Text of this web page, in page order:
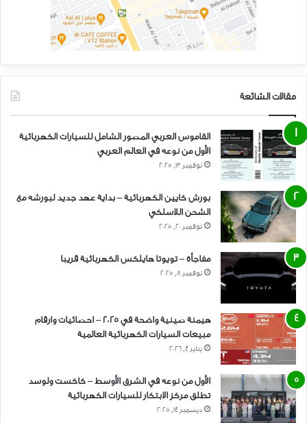
مقالات الشائعة
القاموس العربي المصور الشامل للسيارات الكهربائية
الأول من نوعه في العالم العربي
نوفمبر 13, 2025
بورش كايين الكهربائية – بداية عهد جديد لبورشه مع
الشحن اللاسلكي
نوفمبر 20, 2025
مفاجأة – تويوتا هايلكس الكهربائية قريبا
نوفمبر 8, 2025
هيمنة صينية واضحة في 2025 – احصائيات وارقام
مبيعات السيارات الكهربائية العالمية
يناير 4, 2026
الأول من نوعه في الشرق الأوسط – كاكست ولوسد
تطلق مركز الابتكار للسيارات الكهربائية
ديسمبر 14, 2025